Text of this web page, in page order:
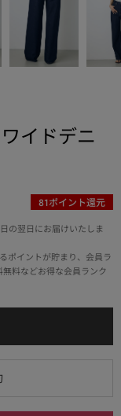
イドデニ
81ポイント還元
の翌日にお届けいたしま
ポイントが貯まり、会員ラ
料などお得な会員ランク